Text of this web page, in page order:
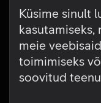
Küsime sinult
meie
toimimiseks
soovitud